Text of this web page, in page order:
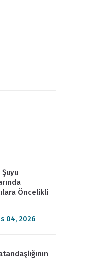
Öncelikli
04, 2026